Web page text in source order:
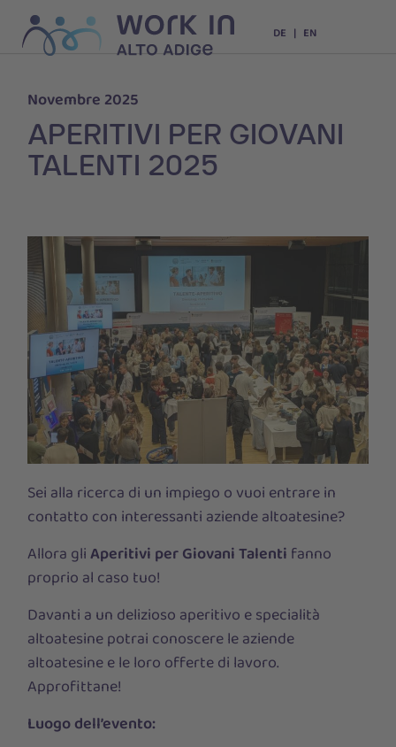
DE EN
Novembre 2025
APERITIVI PER GIOVANI
TALENTI 2025
Sei alla ricerca di un impiego o vuoi entrare in
contatto con interessanti aziende altoatesine?
Allora gliAperitivi per Giovani Talenti fanno
proprio al caso tuo!
Davanti a un delizioso aperitivo e specialità
altoatesine potrai conoscere le aziende
altoatesine e le loro offerte di lavoro.
Approfittane!
Luogo dell’evento: